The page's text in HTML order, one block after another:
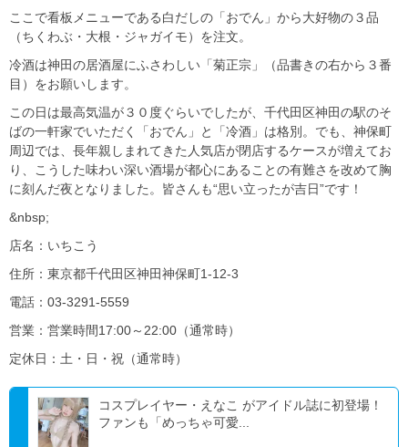
ここで看板メニューである白だしの「おでん」から大好物の３品
（ちくわぶ・大根・ジャガイモ）を注文。
冷酒は神田の居酒屋にふさわしい「菊正宗」（品書きの右から３番
目）をお願いします。
この日は最高気温が３０度ぐらいでしたが、千代田区神田の駅のそ
ばの一軒家でいただく「おでん」と「冷酒」は格別。でも、神保町
周辺では、長年親しまれてきた人気店が閉店するケースが増えてお
り、こうした味わい深い酒場が都心にあることの有難さを改めて胸
に刻んだ夜となりました。皆さんも“思い立ったが吉日”です！
&nbsp;
店名：いちこう
住所：東京都千代田区神田神保町1-12-3
電話：03-3291-5559
営業：営業時間17:00～22:00（通常時）
定休日：土・日・祝（通常時）
コスプレイヤー・えなこ がアイドル誌に初登場！
ファンも「めっちゃ可愛...